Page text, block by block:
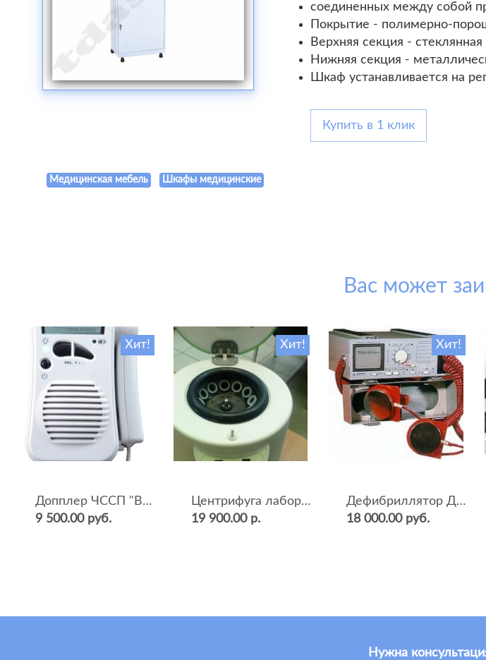
соединенных между собой
Покрытие - полимерно-
Верхняя секция -
Нижняя секция -
Шкаф устанавливается на
Купить в 1 клик
Медицинская мебель Шкафы медицинские
Вас может
Хит!
Допплер ЧССП "BF-500++" (фетальный, ультразвуковой)
9 500.00 руб.
Хит!
Центрифуга лабораторная СМ-12 (4000 об.мин, 12 пробирок)
19 900.00 р.
Хит!
Дефибриллятор ДКИ-Н-04
18 000.00 руб.
Нужна